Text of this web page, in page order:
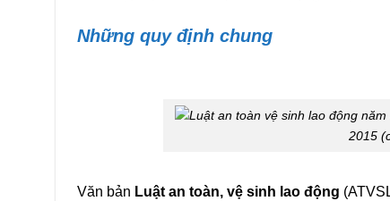
Những quy định chung
2015
Văn bản Luật an toàn, vệ sinh lao động